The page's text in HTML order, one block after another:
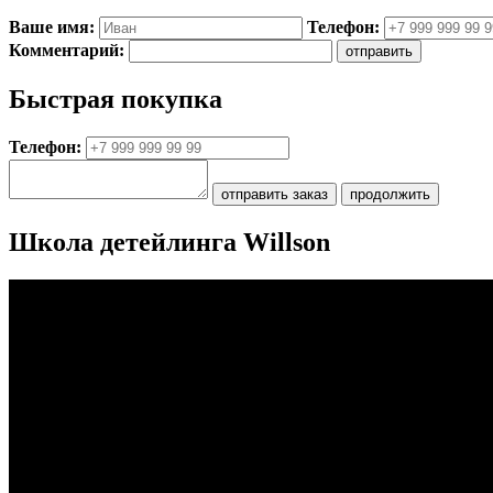
Ваше имя: Телефон:
Комментарий:
Быстрая покупка
Телефон:
Школа детейлинга Willson